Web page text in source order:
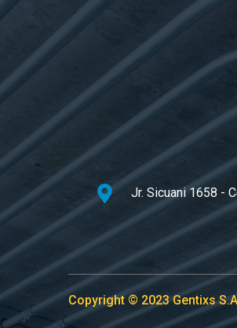
Jr. Sicuani 1658 -
Copyright © 2023 Gentixs